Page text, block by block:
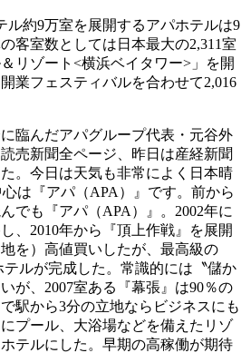
約9万室を展開するアパホテルは9
客室数としては日本最大の2,311室
リゾート<横浜ベイタワー>」を開
業フェスティバルを合わせて2,016
臨んだアパグループ代表・元谷外
売新聞全ページ、昨日は産経新聞
。今日は天気も非常によく日本晴
は『アパ（APA）』です。前から
でも『アパ（APA）』。2002年に
、2010年から『頂上作戦』を展開
を）高値買いしたが、最高級の
テルが完成した。常識的には〝儲か
が、2007室ある『幕張』は90％の
駅から3分の立地ならビジネスにも
プール、大浴場などを備えたリゾ
テルにした。早期の高稼働が期待